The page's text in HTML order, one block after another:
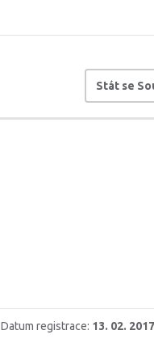
Stát se
Datum registrace: 13. 02. 2017